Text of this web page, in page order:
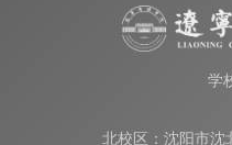
学
北校区：沈阳市沈